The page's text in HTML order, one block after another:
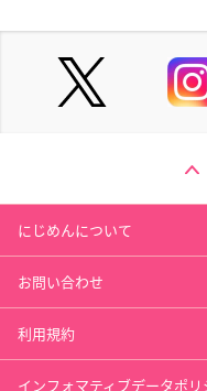
にじめんについて
お問い合わせ
利用規約
インフォマティブデータポリ